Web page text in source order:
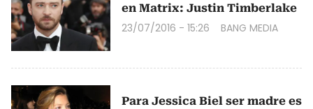
en Matrix: Justin Timberlake
23/07/2016 - 15:26 BANG MEDIA
Para Jessica Biel ser madre es